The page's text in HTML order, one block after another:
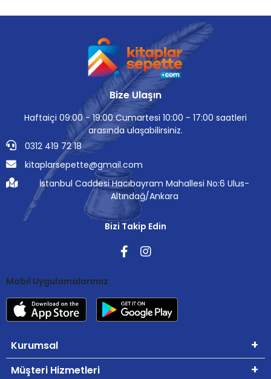
Bize Ulaşın
Haftaiçi 09:00 - 19:00 Cumartesi 10:00 - 17:00 saatleri
arasında ulaşabilirsiniz.
0312 419 72 18
kitaplarsepette@gmail.com
İstanbul Caddesi Hacıbayram Mahallesi No:6 Ulus-
Altındağ/Ankara
Bizi Takip Edin
Mobil Uygulamalarımız
Kurumsal
Müşteri Hizmetleri